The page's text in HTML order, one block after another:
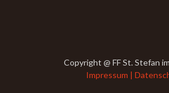
Copyright @ FF St. Stefan
Impressum |